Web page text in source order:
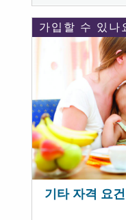
가입할 수 있나
기타 자격 요